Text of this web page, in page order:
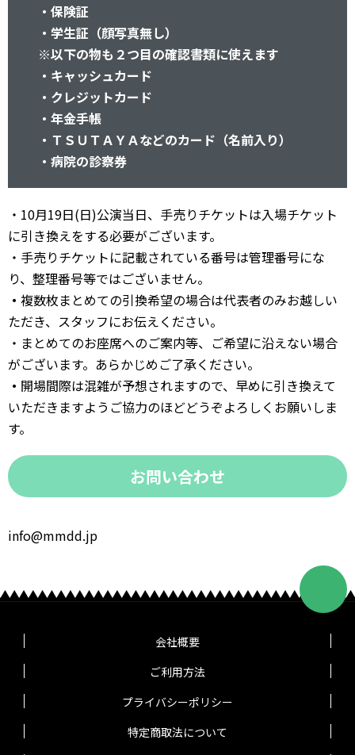
・保険証
・学生証（顔写真無し）
※以下の物も２つ目の確認書類に使えます
・キャッシュカード
・クレジットカード
・年金手帳
・ＴＳＵＴＡＹＡなどのカード（名前入り）
・病院の診察券
・10月19日(日)公演当日、手売りチケットは入場チケット
に引き換えをする必要がございます。
・手売りチケットに記載されている番号は管理番号にな
り、整理番号等ではございません。
・ 複数枚まとめての引換希望の場合は代表者のみお越しい
ただき、スタッフにお伝えください。
・まとめてのお座席へのご案内等、ご希望に沿えない場合
がございます。あらかじめご了承ください。
・ 開場間際は混雑が予想されますので、早めに引き換えて
いただきますようご協力のほどどうぞよろしくお願いしま
す。
お問い合わせ
info@mmdd.jp
会社概要
ご利用方法
プライバシーポリシー
特定商取法について